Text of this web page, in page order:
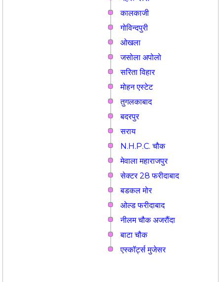
कालकाजी
गोविन्दपुरी
ओखला
जसोला अपोलो
सरिता विहार
मोहन एस्टेट
तुगलकाबाद
बदरपुर
सराय
N.H.P.C. चौक
मेवाला महाराजपुर
सेक्टर 28 फरीदाबाद
बडकल मोर
ओल्ड फरीदाबाद
नीलम चौक अजरौंदा
बाटा चौक
एस्कॉर्ट्स मुजेसर